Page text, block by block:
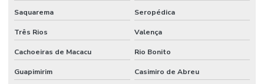
Gestão De Manutenção Preditiva
Gestão estratégica de ativos industriais
Higienização De Área Comum
Higienização De Banheiros Comerciais
Saquarema Seropédica
Três Rios Valença
Cachoeiras de Macacu Rio Bonito
Guapimirim Casimiro de Abreu